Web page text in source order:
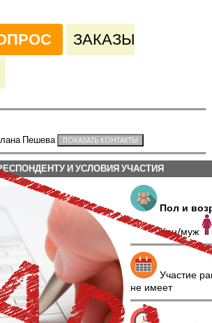
ЗАКАЗЫ
Пешева
И УСЛОВИЯ УЧАСТИЯ
Пол и
Жен/муж
Участие
не имеет